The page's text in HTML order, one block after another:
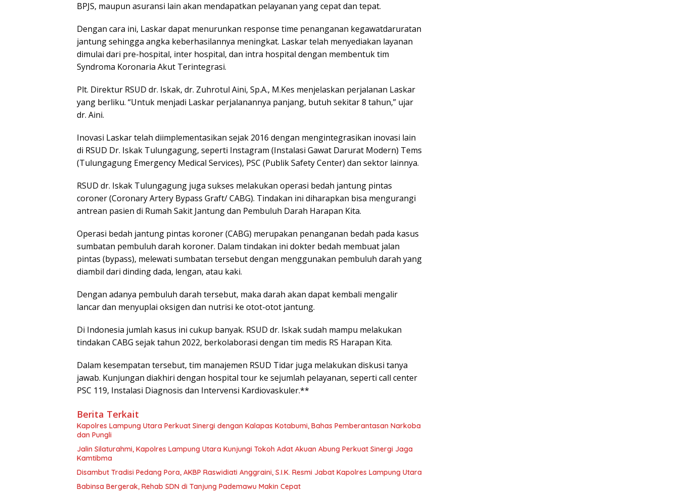
BPJS, maupun asuransi lain akan mendapatkan pelayanan yang cepat dan tepat.
Dengan cara ini, Laskar dapat menurunkan response time penanganan kegawatdaruratan
jantung sehingga angka keberhasilannya meningkat. Laskar telah menyediakan layanan
dimulai dari pre-hospital, inter hospital, dan intra hospital dengan membentuk tim
Syndroma Koronaria Akut Terintegrasi.
Plt. Direktur RSUD dr. Iskak, dr. Zuhrotul Aini, Sp.A., M.Kes menjelaskan perjalanan Laskar
yang berliku. “Untuk menjadi Laskar perjalanannya panjang, butuh sekitar 8 tahun,” ujar
dr. Aini.
Inovasi Laskar telah diimplementasikan sejak 2016 dengan mengintegrasikan inovasi lain
di RSUD Dr. Iskak Tulungagung, seperti Instagram (Instalasi Gawat Darurat Modern) Tems
(Tulungagung Emergency Medical Services), PSC (Publik Safety Center) dan sektor lainnya.
RSUD dr. Iskak Tulungagung juga sukses melakukan operasi bedah jantung pintas
coroner (Coronary Artery Bypass Graft/ CABG). Tindakan ini diharapkan bisa mengurangi
antrean pasien di Rumah Sakit Jantung dan Pembuluh Darah Harapan Kita.
Operasi bedah jantung pintas koroner (CABG) merupakan penanganan bedah pada kasus
sumbatan pembuluh darah koroner. Dalam tindakan ini dokter bedah membuat jalan
pintas (bypass), melewati sumbatan tersebut dengan menggunakan pembuluh darah yang
diambil dari dinding dada, lengan, atau kaki.
Dengan adanya pembuluh darah tersebut, maka darah akan dapat kembali mengalir
lancar dan menyuplai oksigen dan nutrisi ke otot-otot jantung.
Di Indonesia jumlah kasus ini cukup banyak. RSUD dr. Iskak sudah mampu melakukan
tindakan CABG sejak tahun 2022, berkolaborasi dengan tim medis RS Harapan Kita.
Dalam kesempatan tersebut, tim manajemen RSUD Tidar juga melakukan diskusi tanya
jawab. Kunjungan diakhiri dengan hospital tour ke sejumlah pelayanan, seperti call center
PSC 119, Instalasi Diagnosis dan Intervensi Kardiovaskuler.**
Berita Terkait
Kapolres Lampung Utara Perkuat Sinergi dengan Kalapas Kotabumi, Bahas Pemberantasan Narkoba
dan Pungli
Jalin Silaturahmi, Kapolres Lampung Utara Kunjungi Tokoh Adat Akuan Abung Perkuat Sinergi Jaga
Kamtibma
Disambut Tradisi Pedang Pora, AKBP Raswidiati Anggraini, S.I.K. Resmi Jabat Kapolres Lampung Utara
Babinsa Bergerak, Rehab SDN di Tanjung Pademawu Makin Cepat